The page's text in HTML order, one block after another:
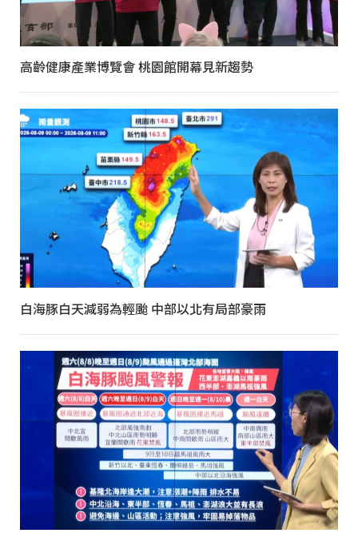
高齡健康產業博覽會 桃園館開幕見新趨勢
白海豚白天減弱為輕颱 中部以北有局部豪雨